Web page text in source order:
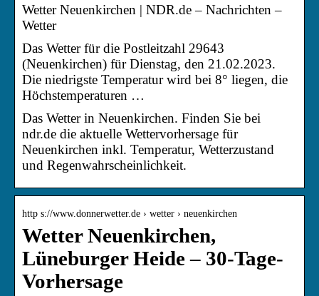
Wetter Neuenkirchen | NDR.de – Nachrichten –
Wetter
Das Wetter für die Postleitzahl 29643
(Neuenkirchen) für Dienstag, den 21.02.2023.
Die niedrigste Temperatur wird bei 8° liegen, die
Höchstemperaturen …
Das Wetter in Neuenkirchen. Finden Sie bei
ndr.de die aktuelle Wettervorhersage für
Neuenkirchen inkl. Temperatur, Wetterzustand
und Regenwahrscheinlichkeit.
http s://www.donnerwetter.de › wetter › neuenkirchen
Wetter Neuenkirchen,
Lüneburger Heide – 30-Tage-
Vorhersage